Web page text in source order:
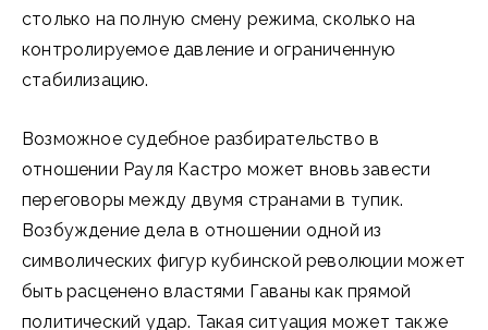
столько на полную смену режима, сколько на
контролируемое давление и ограниченную
стабилизацию.
Возможное судебное разбирательство в
отношении Рауля Кастро может вновь завести
переговоры между двумя странами в тупик.
Возбуждение дела в отношении одной из
символических фигур кубинской революции может
быть расценено властями Гаваны как прямой
политический удар. Такая ситуация может также